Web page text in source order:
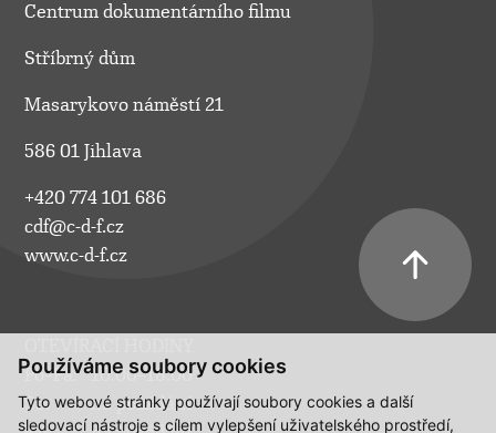
Používáme soubory cookies
Tyto webové stránky používají soubory cookies a další
sledovací nástroje s cílem vylepšení uživatelského prostředí,
Centrum dokumentárního filmu
Stříbrný dům
Masarykovo náměstí 21
586 01 Jihlava
+420 774 101 686
cdf@c-d-f.cz
www.c-d-f.cz
Po–Pá:
10.00–18.00
So:
na požádání